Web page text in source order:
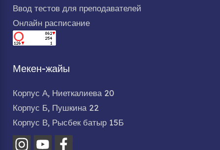
Ввод тестов для преподавателей
Онлайн расписание
Мекен-жайы
Корпус А, Ниеткалиева 20
Корпус Б, Пушкина 22
Корпус В, Рысбек батыр 15Б